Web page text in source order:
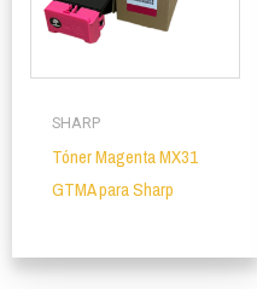
SHARP
Tóner Magenta MX31
GTMA para Sharp